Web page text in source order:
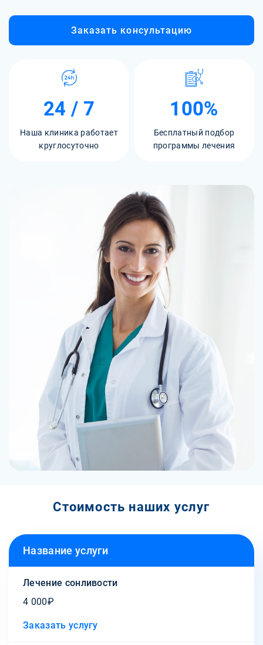
Заказать консультацию
24 / 7
Наша клиника работает
круглосуточно
100%
Бесплатный подбор
программы лечения
Стоимость наших услуг
Название услуги
Лечение сонливости
4 000₽
Заказать услугу